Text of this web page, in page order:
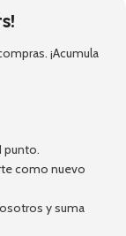
¡Acumula
punto.
como nuevo
y suma